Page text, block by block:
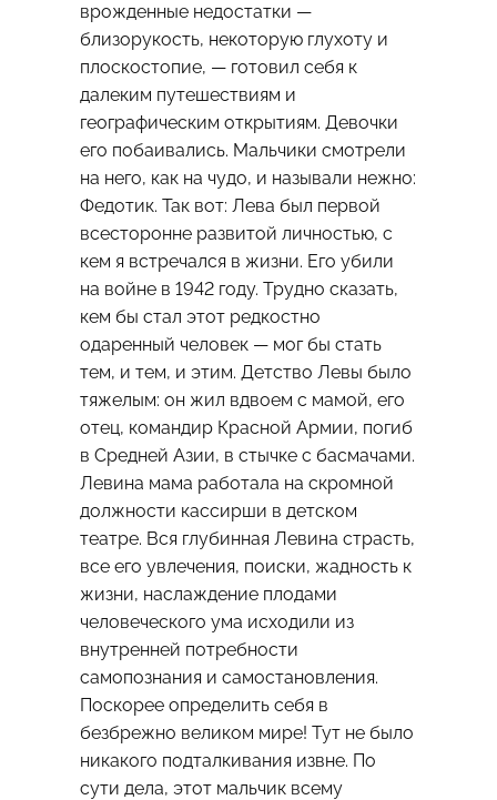
врожденные недостатки —
близорукость, некоторую глухоту и
плоскостопие, — готовил себя к
далеким путешествиям и
географическим открытиям. Девочки
его побаивались. Мальчики смотрели
на него, как на чудо, и называли нежно:
Федотик. Так вот: Лева был первой
всесторонне развитой личностью, с
кем я встречался в жизни. Его убили
на войне в 1942 году. Трудно сказать,
кем бы стал этот редкостно
одаренный человек — мог бы стать
тем, и тем, и этим. Детство Левы было
тяжелым: он жил вдвоем с мамой, его
отец, командир Красной Армии, погиб
в Средней Азии, в стычке с басмачами.
Левина мама работала на скромной
должности кассирши в детском
театре. Вся глубинная Левина страсть,
все его увлечения, поиски, жадность к
жизни, наслаждение плодами
человеческого ума исходили из
внутренней потребности
самопознания и самостановления.
Поскорее определить себя в
безбрежно великом мире! Тут не было
никакого подталкивания извне. По
сути дела, этот мальчик всему